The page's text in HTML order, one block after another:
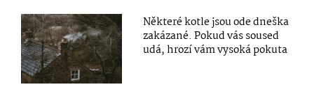
Některé kotle jsou ode dneška
zakázané. Pokud vás soused
udá, hrozí vám vysoká pokuta